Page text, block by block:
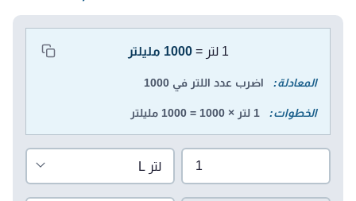
1 لتر = 1000 مليلتر
المعادلة: اضرب عدد اللتر في 1000
الخطوات: 1 لتر × 1000 = 1000 مليلتر